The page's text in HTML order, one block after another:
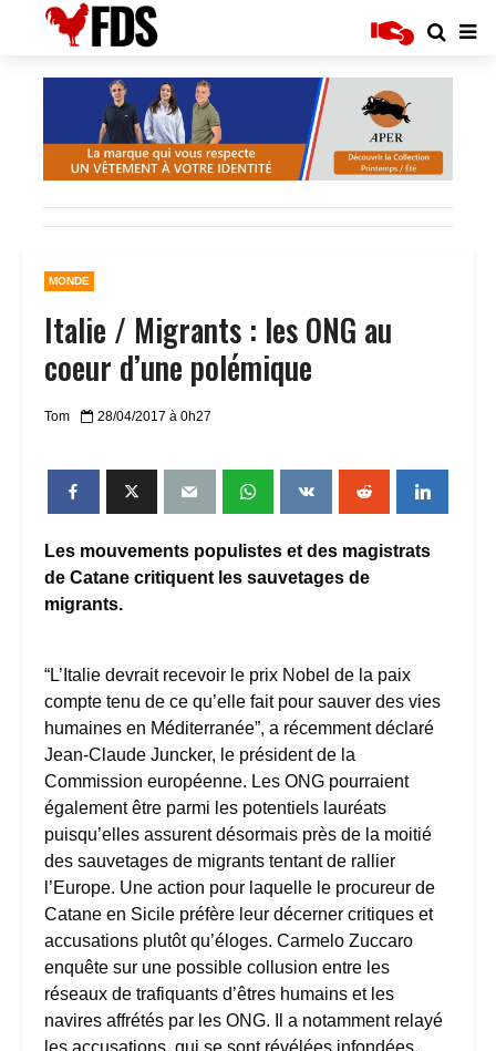
MONDE
Italie / Migrants : les ONG au
coeur d’une polémique
Tom 28/04/2017 à 0h27
Les mouvements populistes et des magistrats
de Catane critiquent les sauvetages de
migrants.
“L’Italie devrait recevoir le prix Nobel de la paix
compte tenu de ce qu’elle fait pour sauver des vies
humaines en Méditerranée”, a récemment déclaré
Jean-Claude Juncker, le président de la
Commission européenne. Les ONG pourraient
également être parmi les potentiels lauréats
puisqu’elles assurent désormais près de la moitié
des sauvetages de migrants tentant de rallier
l’Europe. Une action pour laquelle le procureur de
Catane en Sicile préfère leur décerner critiques et
accusations plutôt qu’éloges. Carmelo Zuccaro
enquête sur une possible collusion entre les
réseaux de trafiquants d’êtres humains et les
navires affrétés par les ONG. Il a notamment relayé
les accusations, qui se sont révélées infondées,